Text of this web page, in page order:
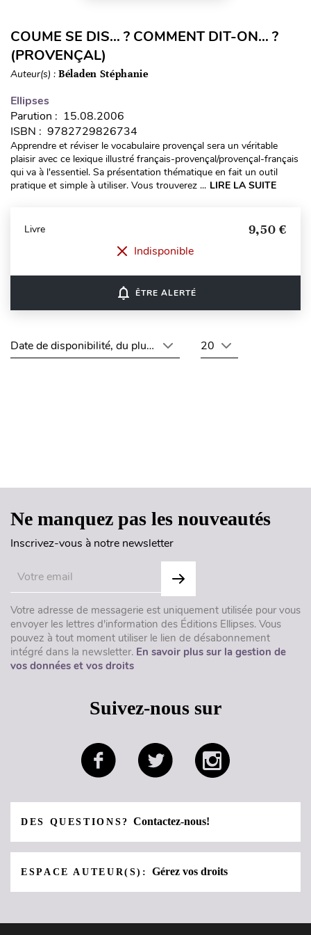
COUME SE DIS… ? COMMENT DIT-ON… ?
(PROVENÇAL)
Auteur(s) : Béladen Stéphanie
Ellipses
Parution : 15.08.2006
ISBN : 9782729826734
Apprendre et réviser le vocabulaire provençal sera un véritable
plaisir avec ce lexique illustré français-provençal/provençal-français
qui va à l'essentiel. Sa présentation thématique en fait un outil
pratique et simple à utiliser. Vous trouverez ... LIRE LA SUITE
Livre 9,50 €
Indisponible
notifications_none ÊTRE ALERTÉ
Date de disponibilité, du plus récent au plus ancien
20
Ne manquez pas les nouveautés
Inscrivez-vous à notre newsletter
Votre adresse de messagerie est uniquement utilisée pour vous
envoyer les lettres d'information des Éditions Ellipses. Vous
pouvez à tout moment utiliser le lien de désabonnement
intégré dans la newsletter. En savoir plus sur la gestion de
vos données et vos droits
Suivez-nous sur
DES QUESTIONS?Contactez-nous!
ESPACE AUTEUR(S):Gérez vos droits